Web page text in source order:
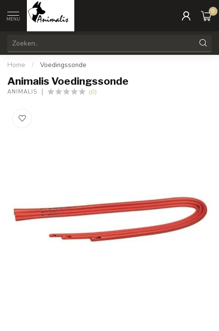
MENU
0
Home / Voedingssonde
Animalis Voedingssonde
ANIMALIS (0)